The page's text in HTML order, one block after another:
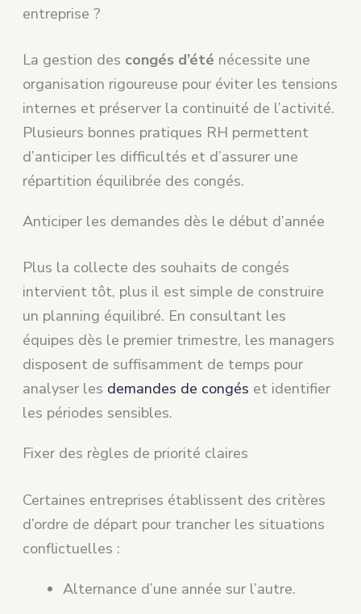
entreprise ?
La gestion des congés d’été nécessite une
organisation rigoureuse pour éviter les tensions
internes et préserver la continuité de l’activité.
Plusieurs bonnes pratiques RH permettent
d’anticiper les difficultés et d’assurer une
répartition équilibrée des congés.
Anticiper les demandes dès le début d’année
Plus la collecte des souhaits de congés
intervient tôt, plus il est simple de construire
un planning équilibré. En consultant les
équipes dès le premier trimestre, les managers
disposent de suffisamment de temps pour
analyser les demandes de congés et identifier
les périodes sensibles.
Fixer des règles de priorité claires
Certaines entreprises établissent des critères
d’ordre de départ pour trancher les situations
conflictuelles :
Alternance d’une année sur l’autre.